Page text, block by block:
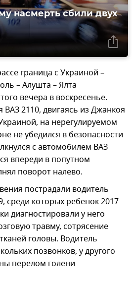
насмерть сбили двух
граница с Украиной –
– Алушта – Ялта
вечера в воскресенье.
2110, двигаясь из Джанкоя
на нерегулируемом
не убедился в безопасности
с автомобилем ВАЗ
впереди в попутном
поворот налево.
пострадали водитель
среди которых ребенок 2017
диагностировали у него
травму, сотрясение
головы. Водитель
позвонков, у другого
перелом голени